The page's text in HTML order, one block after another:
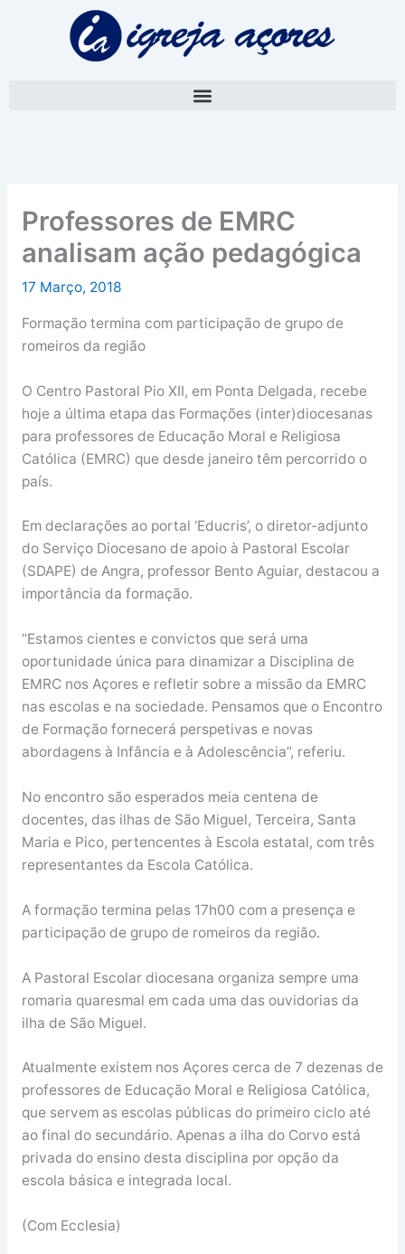
Professores de EMRC
analisam ação pedagógica
17 Março, 2018
Formação termina com participação de grupo de
romeiros da região
O Centro Pastoral Pio XII, em Ponta Delgada, recebe
hoje a última etapa das Formações (inter)diocesanas
para professores de Educação Moral e Religiosa
Católica (EMRC) que desde janeiro têm percorrido o
país.
Em declarações ao portal ‘Educris’, o diretor-adjunto
do Serviço Diocesano de apoio à Pastoral Escolar
(SDAPE) de Angra, professor Bento Aguiar, destacou a
importância da formação.
“Estamos cientes e convictos que será uma
oportunidade única para dinamizar a Disciplina de
EMRC nos Açores e refletir sobre a missão da EMRC
nas escolas e na sociedade. Pensamos que o Encontro
de Formação fornecerá perspetivas e novas
abordagens à Infância e à Adolescência”, referiu.
No encontro são esperados meia centena de
docentes, das ilhas de São Miguel, Terceira, Santa
Maria e Pico, pertencentes à Escola estatal, com três
representantes da Escola Católica.
A formação termina pelas 17h00 com a presença e
participação de grupo de romeiros da região.
A Pastoral Escolar diocesana organiza sempre uma
romaria quaresmal em cada uma das ouvidorias da
ilha de São Miguel.
Atualmente existem nos Açores cerca de 7 dezenas de
professores de Educação Moral e Religiosa Católica,
que servem as escolas públicas do primeiro ciclo até
ao final do secundário. Apenas a ilha do Corvo está
privada do ensino desta disciplina por opção da
escola básica e integrada local.
(Com Ecclesia)